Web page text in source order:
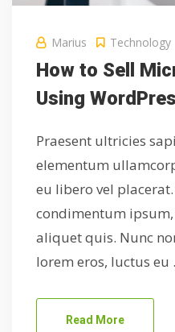
Marius Technology
How to Sell
Using
Praesent ultricies
elementum
eu libero vel
condimentum
aliquet quis. Nunc
lorem eros, luctus eu
Read More